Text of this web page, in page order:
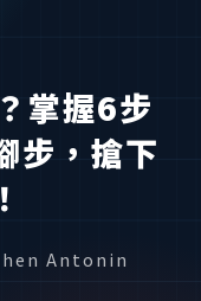
掌握6步
步，搶下
Antonin